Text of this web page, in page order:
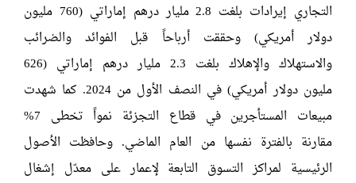
التجاري إيرادات بلغت 2.8 مليار درهم إماراتي (760 مليون
دولار أمريكي) وحققت أرباحاً قبل الفوائد والضرائب
والاستهلاك والإهلاك بلغت 2.3 مليار درهم إماراتي (626
مليون دولار أمريكي) في النصف الأول من 2024. كما شهدت
مبيعات المستأجرين في قطاع التجزئة نمواً تخطى 7%
مقارنة بالفترة نفسها من العام الماضي. وحافظت الأصول
الرئيسية لمراكز التسوق التابعة لإعمار على معدّل إشغال